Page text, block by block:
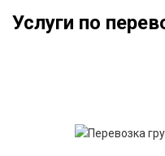
Услуги по